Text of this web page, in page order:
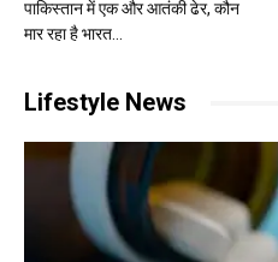
पाकिस्तान में एक और आतंकी ढेर, कौन
मार रहा है भारत...
Lifestyle News